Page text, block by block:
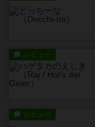
レビュー
レビュー